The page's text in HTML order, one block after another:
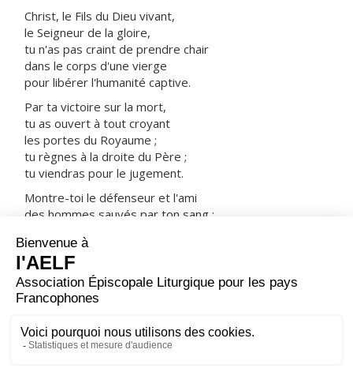
Christ, le Fils du Dieu vivant,
le Seigneur de la gloire,
tu n'as pas craint de prendre chair
dans le corps d'une vierge
pour libérer l'humanité captive.
Par ta victoire sur la mort,
tu as ouvert à tout croyant
les portes du Royaume ;
tu règnes à la droite du Père ;
tu viendras pour le jugement.
Montre-toi le défenseur et l'ami
des hommes sauvés par ton sang :
dans ta joie et dans ta lumière.
ORAISON
Tu le vois, Seigneur, ton peuple se prépare à célébrer la
si grand mystère, pour que nous fêtions notre salut
avec un cœur vraiment nouveau.